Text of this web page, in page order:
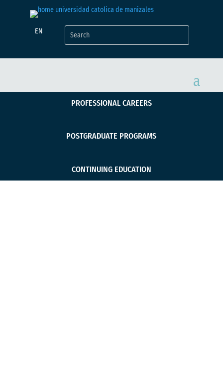
EN
PROFESSIONAL CAREERS
POSTGRADUATE PROGRAMS
CONTINUING EDUCATION